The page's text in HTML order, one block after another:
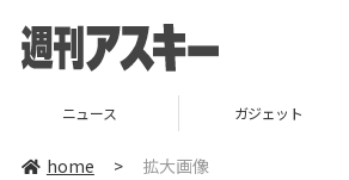
ニュース ガジェット
home > 拡大画像